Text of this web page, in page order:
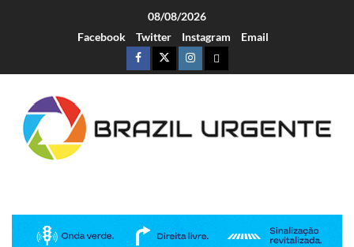
08/08/2026
Facebook
Twitter Instagram Email